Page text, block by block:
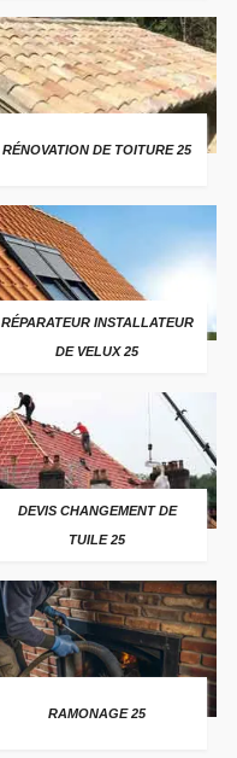
RÉNOVATION DE TOITURE 25
RÉPARATEUR INSTALLATEUR
DE VELUX 25
DEVIS CHANGEMENT DE
TUILE 25
RAMONAGE 25